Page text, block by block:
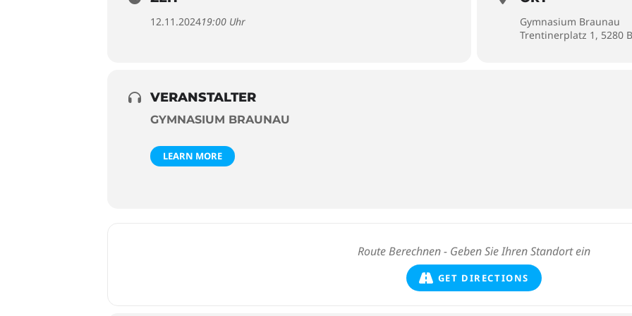
12.11.202419:00 Uhr
Gymnasium Braunau
Trentinerplatz 1, 5280
VERANSTALTER
GYMNASIUM BRAUNAU
LEARN MORE
GET DIRECTIONS